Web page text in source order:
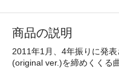
商品の説明
2011年1月、4年振りに発
(original ver.)を締めくくる